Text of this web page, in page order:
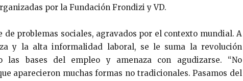
por la Fundación Frondizi y VD.
problemas sociales, agravados por el contexto mundial. A
y la alta informalidad laboral, se le suma la revolución
las bases del empleo y amenaza con agudizarse. “No
aparecieron muchas formas no tradicionales. Pasamos del